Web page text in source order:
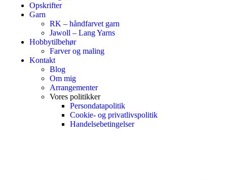
Opskrifter
Garn
RK – håndfarvet garn
Jawoll – Lang Yarns
Hobbytilbehør
Farver og maling
Kontakt
Blog
Om mig
Arrangementer
Vores politikker
Persondatapolitik
Cookie- og privatlivspolitik
Handelsebetingelser